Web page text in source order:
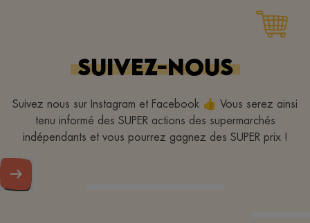
SUIVEZ-NOUS
Suivez nous sur Instagram et Facebook 👍 Vous serez ainsi
tenu informé des SUPER actions des supermarchés
indépendants et vous pourrez gagnez des SUPER prix !